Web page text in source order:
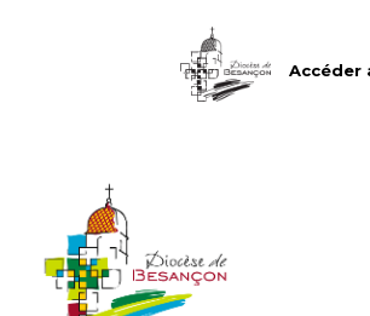
Accéder